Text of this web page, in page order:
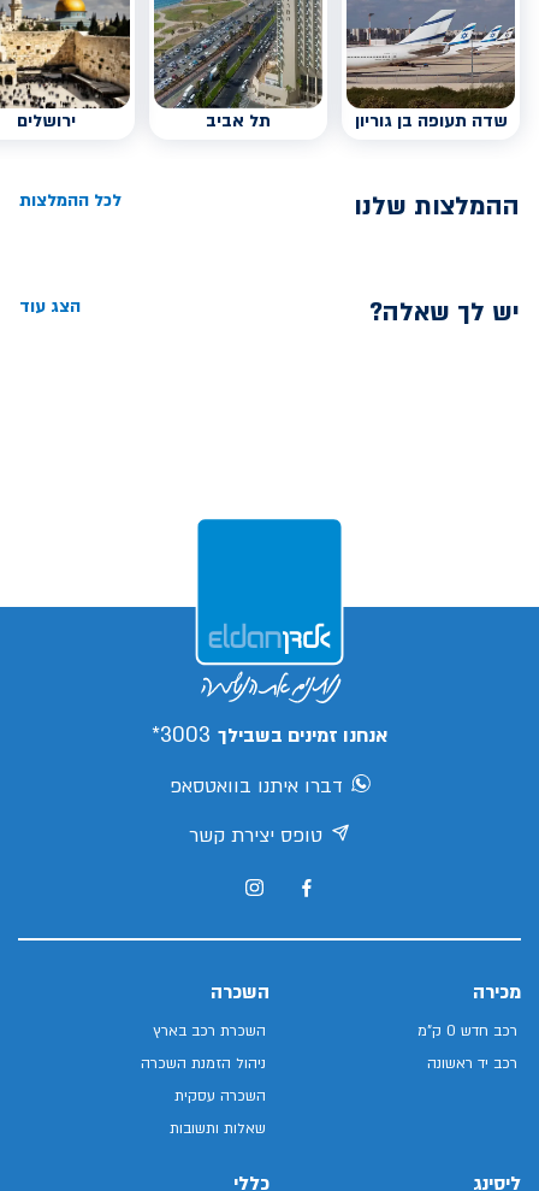
שדה תעופה בן גוריון תל אביב ירושלים
ההמלצות שלנו לכל ההמלצות
יש לך שאלה? הצג עוד
אנחנו זמינים בשבילך 3003*
דברו איתנו בוואטסאפ
טופס יצירת קשר
מכירה
רכב חדש 0 ק"מ
רכב יד ראשונה
השכרה
השכרת רכב בארץ
ניהול הזמנת השכרה
השכרה עסקית
שאלות ותשובות
ליסינג כללי